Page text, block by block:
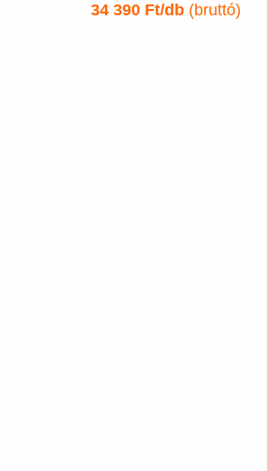
34 390 Ft/db(bruttó)